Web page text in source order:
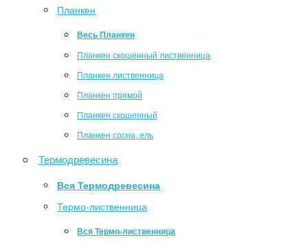
Планкен
Весь Планкен
Планкен скошенный лиственница
Планкен лиственница
Планкен прямой
Планкен скошенный
Планкен сосна, ель
Термодревесина
Вся Термодревесина
Термо-лиственница
Вся Термо-лиственница